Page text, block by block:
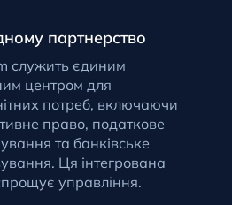
партнерство
служить єдиним
центром для
потреб, включаючи
право, податкове
та банківське
Ця інтегрована
управління.